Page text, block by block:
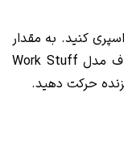
کنید. به مقدار
مورد نیاز از خمیر کلی زبر 100 گرمی ورک استاف مدل Work Stuff